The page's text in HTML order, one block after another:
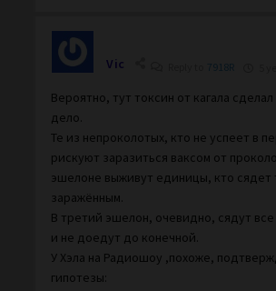
Vic 7918R
Вероятно, тут токсин от кагала
дело.
Те из непроколотых, кто не успеет в
рискуют заразиться ваксом от
эшелоне выживут единицы, кто сядет
заражённым.
В третий эшелон, очевидно, сядут
и не доедут до конечной.
У Хэла на Радиошоу ,похоже,
гипотезы: